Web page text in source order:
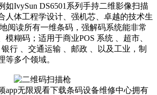
例如IvySun DS6501系列手持二维影像扫描
体工程学设计、强机芯、卓越的技术生
读所有一维条码，强解码系统能非常
糊码；适用于商业POS 系统 、超市、
银行 、交通运输 、邮政 、以及工业，制
个领域。
app无限观看下载条码设备维修中心拥有